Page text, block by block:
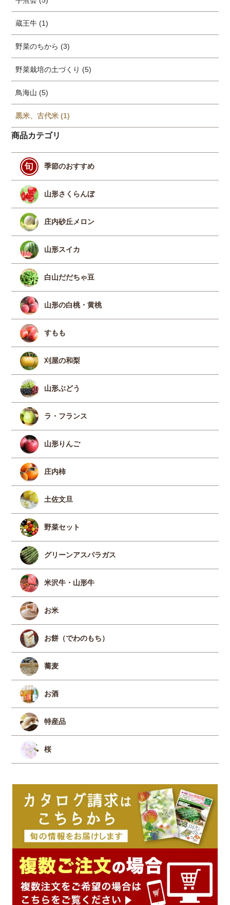
蔵王牛 (1)
野菜のちから (3)
野菜栽培の土づくり (5)
鳥海山 (5)
黒米、古代米 (1)
商品カテゴリ
季節のおすすめ
山形さくらんぼ
庄内砂丘メロン
山形スイカ
白山だだちゃ豆
山形の白桃・黄桃
すもも
刈屋の和梨
山形ぶどう
ラ・フランス
山形りんご
庄内柿
土佐文旦
野菜セット
グリーンアスパラガス
米沢牛・山形牛
お米
お餅（でわのもち）
蕎麦
お酒
特産品
桜